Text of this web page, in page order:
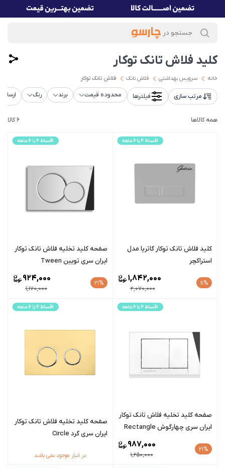
کلید فلاش تانک توکار
خانه سرویس بهداشتی فلاش تانک فلاش تانک توکار
6 کالا همه کالاها
مرتب سازی فیلترها محدوده قیمت برند رنگ ارسال
کلید فلاش تانک توکار گاتریا مدل
استراکچر
11%
2,070,000
1,842,000
صفحه کلید تخلیه فلاش تانک توکار
ایران سری تویین Tween
21%
1,170,000
924,000
صفحه کلید تخلیه فلاش تانک توکار
ایران سری چهارگوش Rectangle
21%
1,250,000
987,000
صفحه کلید تخلیه فلاش تانک توکار
ایران سری گرد Circle
در انبار موجود نمی باشد